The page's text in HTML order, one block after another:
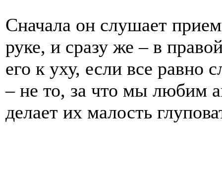
Сначала он слушает
руке, и сразу же – в
его к уху, если все равно
– не то, за что мы любим
делает их малость